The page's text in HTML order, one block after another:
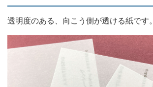
透明度のある、向こう側が透ける紙です。